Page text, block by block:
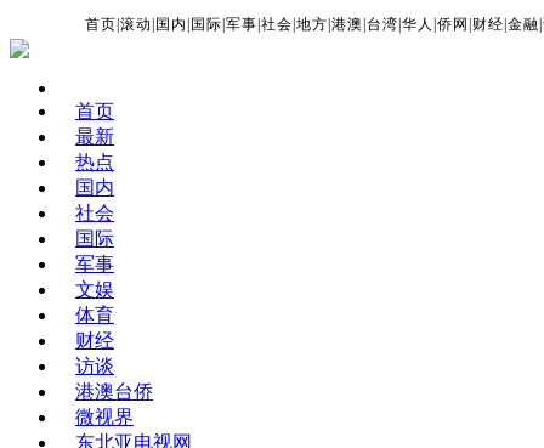
首页 |滚动 国内 国际 |军事 |社会 |地方 |港澳 台湾 |华人 |侨网 财经 |金融 |
首页
最新
热点
国内
社会
国际
军事
文娱
体育
财经
访谈
港澳台侨
微视界
东北亚电视网